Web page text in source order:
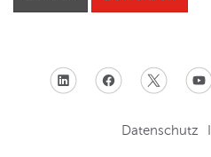
Datenschutz